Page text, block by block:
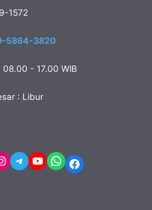
1572
5864-3820
- 17.00 WIB
: Libur
Telegram
YouTube
WhatsApp
Facebook